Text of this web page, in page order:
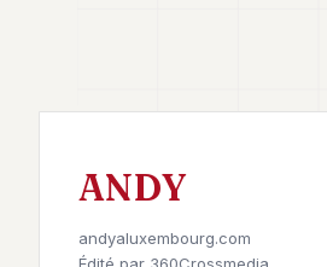
ANDY
andyaluxembourg.com